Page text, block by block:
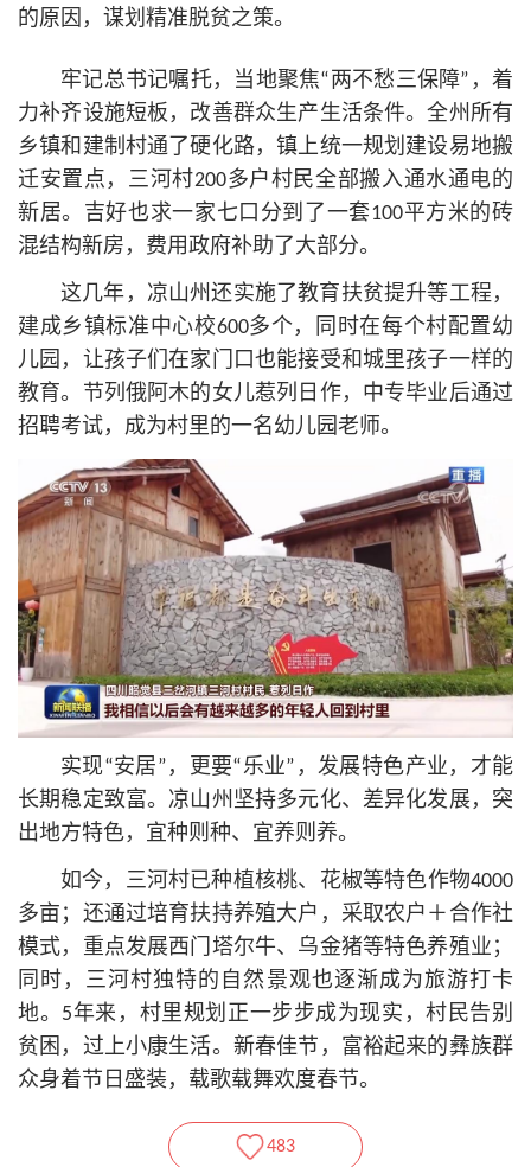
的原因，谋划精准脱贫之策。
牢记总书记嘱托，当地聚焦“两不愁三保障”，着
力补齐设施短板，改善群众生产生活条件。全州所有
乡镇和建制村通了硬化路，镇上统一规划建设易地搬
迁安置点，三河村200多户村民全部搬入通水通电的
新居。吉好也求一家七口分到了一套100平方米的砖
混结构新房，费用政府补助了大部分。
这几年，凉山州还实施了教育扶贫提升等工程，
建成乡镇标准中心校600多个，同时在每个村配置幼
儿园，让孩子们在家门口也能接受和城里孩子一样的
教育。节列俄阿木的女儿惹列日作，中专毕业后通过
招聘考试，成为村里的一名幼儿园老师。
实现“安居”，更要“乐业”，发展特色产业，才能
长期稳定致富。凉山州坚持多元化、差异化发展，突
出地方特色，宜种则种、宜养则养。
如今，三河村已种植核桃、花椒等特色作物4000
多亩；还通过培育扶持养殖大户，采取农户＋合作社
模式，重点发展西门塔尔牛、乌金猪等特色养殖业；
同时，三河村独特的自然景观也逐渐成为旅游打卡
地。5年来，村里规划正一步步成为现实，村民告别
贫困，过上小康生活。新春佳节，富裕起来的彝族群
众身着节日盛装，载歌载舞欢度春节。
483